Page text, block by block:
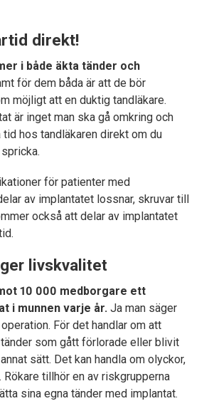
direkt!
i både äkta tänder och
för dem båda är att de bör
möjligt att en duktig tandläkare.
är inget man ska gå omkring och
tid hos tandläkaren direkt om du
för patienter med
av implantatet lossnar, skruvar till
också att delar av implantatet
livskvalitet
10 000 medborgare ett
i munnen varje år. Ja man säger
För det handlar om att
som gått förlorade eller blivit
sätt. Det kan handla om olyckor,
tillhör en av riskgrupperna
sina egna tänder med implantat.